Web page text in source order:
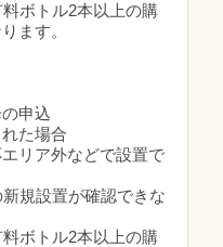
ボトル2本以上の購
ます。
申込
た場合
リア外などで設置で
規設置が確認できな
ボトル2本以上の購